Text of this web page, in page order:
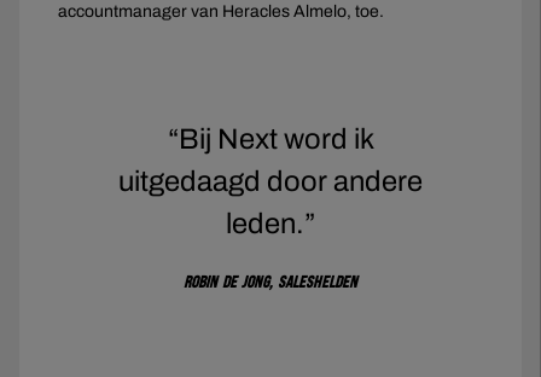
accountmanager van Heracles Almelo, toe.
“Bij Next word ik
uitgedaagd door andere
leden.”
Robin de Jong, Saleshelden